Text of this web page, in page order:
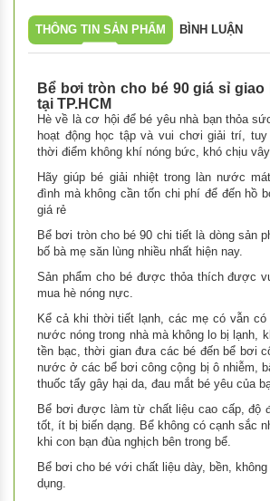
THÔNG TIN SẢN PHẨM BÌNH LUẬN
Bể bơi tròn cho bé 90 giá sỉ
tại TP.HCM
Hè về là cơ hội để bé yêu nhà bạn thỏa
hoạt động học tập và vui chơi giải trí,
thời điểm không khí nóng bức, khó chịu
Hãy giúp bé giải nhiệt trong làn nước
đình mà không cần tốn chi phí để đến hồ
giá rẻ
Bể bơi tròn cho bé 90 chi tiết là dòng sản
bố bà mẹ săn lùng nhiều nhất hiện nay.
Sản phẩm cho bé được thỏa thích được
mua hè nóng nực.
Kể cả khi thời tiết lạnh, các mẹ có vẫn có
nước nóng trong nhà mà không lo bị lạnh,
tền bạc, thời gian đưa các bé đến bể bơi
nước ở các bể bơi công cộng bị ô nhiễm,
thuốc tẩy gây hại da, đau mắt bé yêu của
Bể bơi được làm từ chất liệu cao cấp, độ
tốt, ít bị biến dạng. Bể không có cạnh sắc
khi con bạn đùa nghịch bên trong bể.
Bể bơi cho bé với chất liệu dày, bền,
dụng.